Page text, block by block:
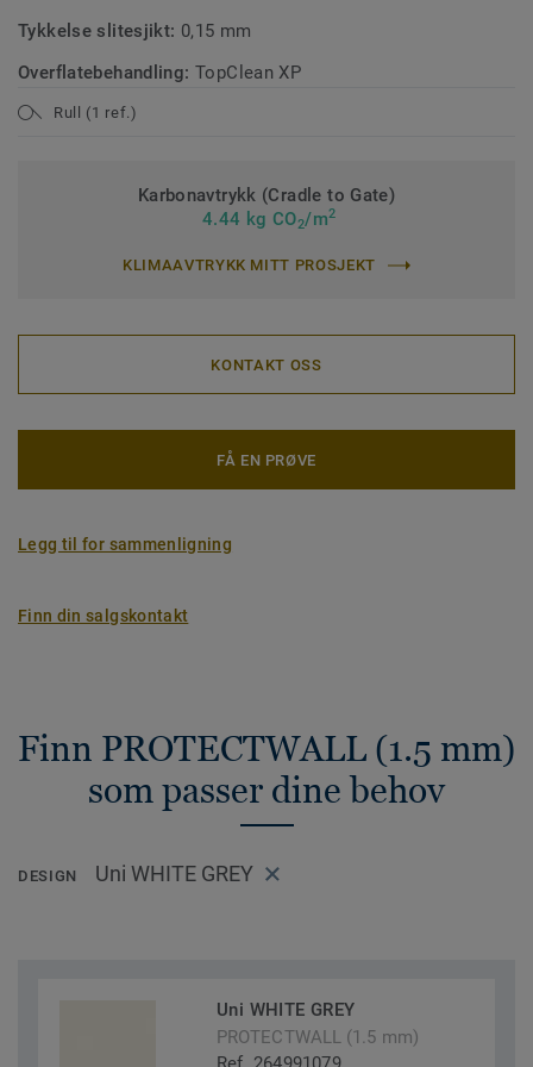
Tykkelse slitesjikt: 0,15 mm
Overflatebehandling: TopClean XP
Rull (1 ref.)
Karbonavtrykk (Cradle to Gate)
4.44 kg CO2/m2
KLIMAAVTRYKK MITT PROSJEKT
KONTAKT OSS
FÅ EN PRØVE
Legg til for sammenligning
Finn din salgskontakt
Finn PROTECTWALL (1.5 mm)
som passer dine behov
DESIGN Uni WHITE GREY
Uni WHITE GREY
PROTECTWALL (1.5 mm)